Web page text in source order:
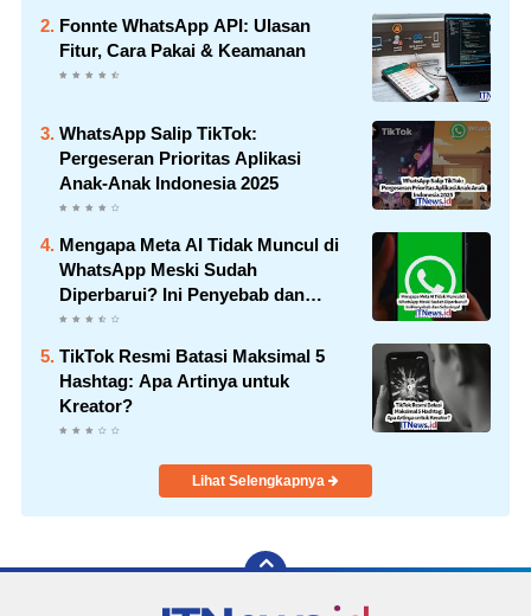
Fonnte WhatsApp API: Ulasan
Fitur, Cara Pakai & Keamanan
WhatsApp Salip TikTok:
Pergeseran Prioritas Aplikasi
Anak-Anak Indonesia 2025
Mengapa Meta AI Tidak Muncul di
WhatsApp Meski Sudah
Diperbarui? Ini Penyebab dan
Solusinya!
TikTok Resmi Batasi Maksimal 5
Hashtag: Apa Artinya untuk
Kreator?
Lihat Selengkapnya